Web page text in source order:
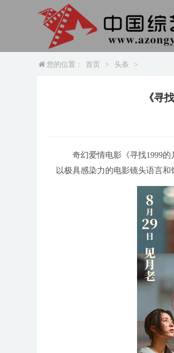
您的位置： 首页 > 头条 >
《寻
奇幻爱情电影《寻找1999
以极具感染力的电影镜头语言和